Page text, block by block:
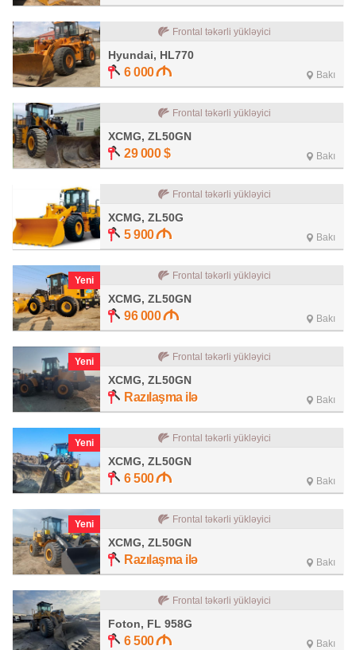
Frontal təkərli yükləyici
Hyundai, HL770
6 000 Bakı
Frontal təkərli yükləyici
XCMG, ZL50GN
29 000 $ Bakı
Frontal təkərli yükləyici
XCMG, ZL50G
5 900 Bakı
Yeni Frontal təkərli yükləyici
XCMG, ZL50GN
96 000 Bakı
Yeni Frontal təkərli yükləyici
XCMG, ZL50GN
Razılaşma ilə Bakı
Yeni Frontal təkərli yükləyici
XCMG, ZL50GN
6 500 Bakı
Yeni Frontal təkərli yükləyici
XCMG, ZL50GN
Razılaşma ilə Bakı
Frontal təkərli yükləyici
Foton, FL 958G
6 500 Bakı